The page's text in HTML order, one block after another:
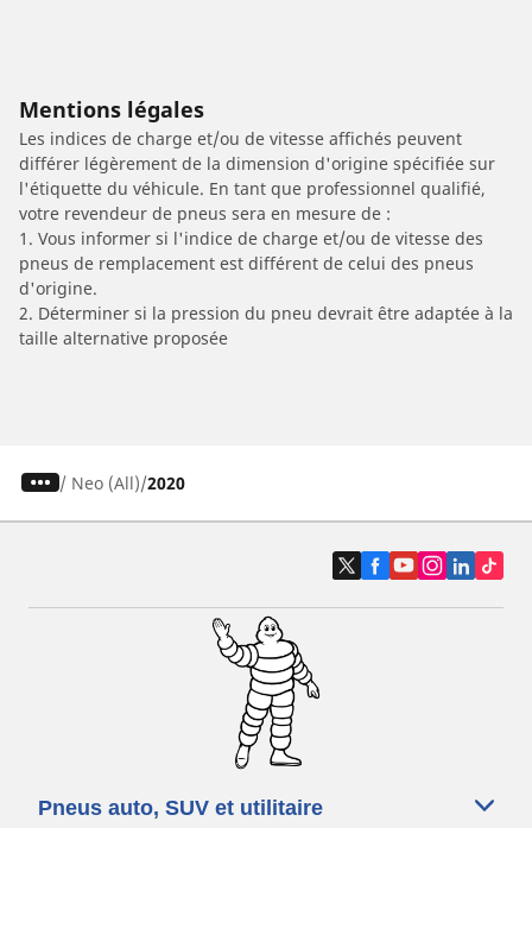
Mentions légales
Les indices de charge et/ou de vitesse affichés peuvent
différer légèrement de la dimension d'origine spécifiée sur
l'étiquette du véhicule. En tant que professionnel qualifié,
votre revendeur de pneus sera en mesure de :
1. Vous informer si l'indice de charge et/ou de vitesse des
pneus de remplacement est différent de celui des pneus
d'origine.
2. Déterminer si la pression du pneu devrait être adaptée à la
taille alternative proposée
/ Neo (All) 2020
Pneus auto, SUV et utilitaire